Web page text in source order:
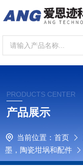
PRODUCTS CENTER
产品展示
当前位置： 首页
墨，陶瓷坩埚和配件
阶梯式舟形节流器